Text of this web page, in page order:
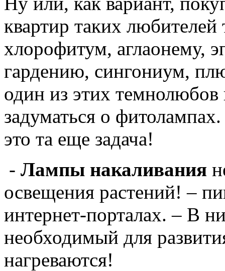
квартир таких
хлорофитум, аглаонему,
гардению, сингониум,
один из этих темнолюбов
задуматься о
это та еще задача!
- Лампы накаливания
освещения растений! –
интернет-порталах. – В
необходимый для
нагреваются!